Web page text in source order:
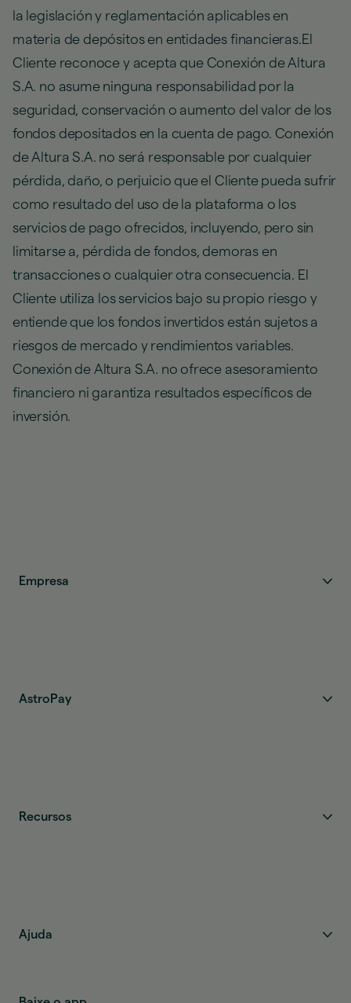
la legislación y reglamentación aplicables en
materia de depósitos en entidades financieras.El
Cliente reconoce y acepta que Conexión de Altura
S.A. no asume ninguna responsabilidad por la
seguridad, conservación o aumento del valor de los
fondos depositados en la cuenta de pago. Conexión
de Altura S.A. no será responsable por cualquier
pérdida, daño, o perjuicio que el Cliente pueda sufrir
como resultado del uso de la plataforma o los
servicios de pago ofrecidos, incluyendo, pero sin
limitarse a, pérdida de fondos, demoras en
transacciones o cualquier otra consecuencia. El
Cliente utiliza los servicios bajo su propio riesgo y
entiende que los fondos invertidos están sujetos a
riesgos de mercado y rendimientos variables.
Conexión de Altura S.A. no ofrece asesoramiento
financiero ni garantiza resultados específicos de
inversión.
Empresa
AstroPay
Recursos
Ajuda